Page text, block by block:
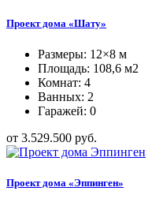
Проект дома «Шату»
Размеры: 12×8 м
Площадь: 108,6 м2
Комнат: 4
Ванных: 2
Гаражей: 0
от 3.529.500 руб.
Проект дома «Эппинген»